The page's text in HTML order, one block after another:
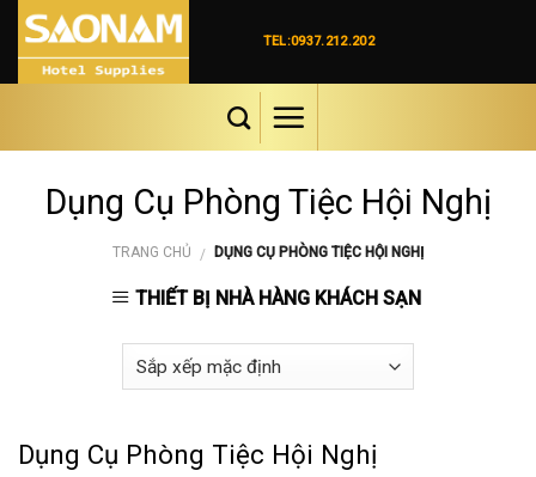
Skip
content
TEL:0937.212.202
Dụng Cụ Phòng Tiệc Hội Nghị
TRANG CHỦ / DỤNG CỤ PHÒNG TIỆC HỘI NGHỊ
THIẾT BỊ NHÀ HÀNG KHÁCH SẠN
Dụng Cụ Phòng Tiệc Hội Nghị